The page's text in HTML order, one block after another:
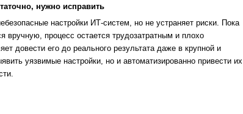
нужно исправить
настройки ИТ-систем, но не устраняет риски. Пока
вручную, процесс остается трудозатратным и плохо
довести его до реального результата даже в крупной и
уязвимые настройки, но и автоматизированно привести их